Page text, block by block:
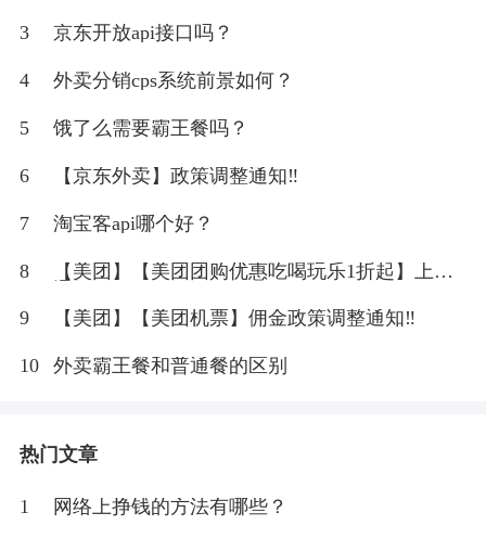
3 京东开放api接口吗？
4 外卖分销cps系统前景如何？
5 饿了么需要霸王餐吗？
6 【京东外卖】政策调整通知‼
7 淘宝客api哪个好？
8
【美团】【美团团购优惠吃喝玩乐1折起】上线
9
【美团】【美团机票】佣金政策调整通知‼
10 外卖霸王餐和普通餐的区别
热门文章
1 网络上挣钱的方法有哪些？